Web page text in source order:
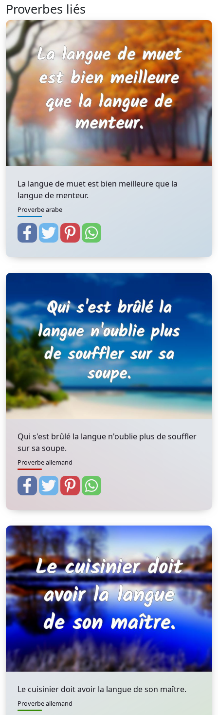
Proverbes liés
La langue de muet est bien meilleure que la
langue de menteur.
Proverbe arabe
Qui s'est brûlé la langue n'oublie plus de souffler
sur sa soupe.
Proverbe allemand
Le cuisinier doit avoir la langue de son maître.
Proverbe allemand